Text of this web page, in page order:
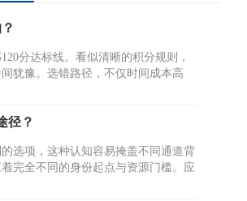
分达标线。看似清晰的积分规则，
犹豫。选错路径，不仅时间成本高
径？
选项，这种认知容易掩盖不同通道背
完全不同的身份起点与资源门槛。应